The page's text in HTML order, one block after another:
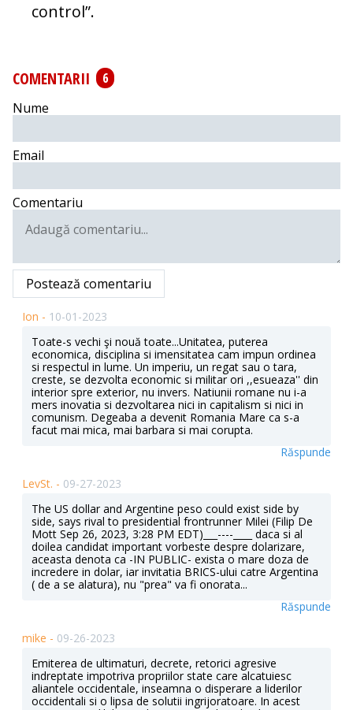
control”.
COMENTARII
6
Nume
Email
Comentariu
Postează comentariu
Ion - 10-01-2023
Toate-s vechi şi nouă toate...Unitatea, puterea
economica, disciplina si imensitatea cam impun ordinea
si respectul in lume. Un imperiu, un regat sau o tara,
creste, se dezvolta economic si militar ori ,,esueaza'' din
interior spre exterior, nu invers. Natiunii romane nu i-a
mers inovatia si dezvoltarea nici in capitalism si nici in
comunism. Degeaba a devenit Romania Mare ca s-a
facut mai mica, mai barbara si mai corupta.
Răspunde
LevSt. - 09-27-2023
The US dollar and Argentine peso could exist side by
side, says rival to presidential frontrunner Milei (Filip De
Mott Sep 26, 2023, 3:28 PM EDT)___----____ daca si al
doilea candidat important vorbeste despre dolarizare,
aceasta denota ca -IN PUBLIC- exista o mare doza de
incredere in dolar, iar invitatia BRICS-ului catre Argentina
( de a se alatura), nu "prea" va fi onorata...
Răspunde
mike - 09-26-2023
Emiterea de ultimaturi, decrete, retorici agresive
indreptate impotriva propriilor state care alcatuiesc
aliantele occidentale, inseamna o disperare a liderilor
occidentali si o lipsa de solutii ingrijoratoare. In acest